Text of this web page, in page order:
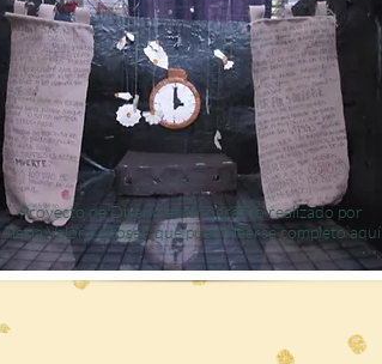
Proyecto de Diseño escenográfico realizado por
Alexia Valor Kritoser, que puede leerse completo aquí.